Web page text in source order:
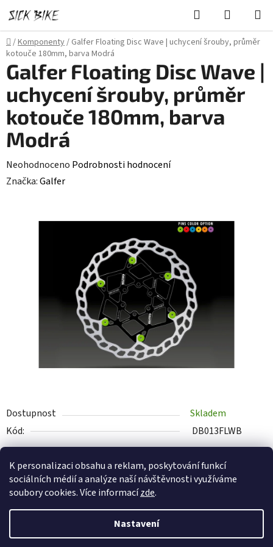
K personalizaci obsahu a reklam, poskytování funkcí
sociálních médií a analýze naší návštěvnosti využíváme
soubory cookies. Více informacízde.
Nastavení
na
obsah
Hledat
KOŠÍK
Domů
/Komponenty/ Galfer Floating Disc Wave | uchycení šrouby, průměr
kotouče 180mm, barva Modrá
Dostupnost
Skladem
Kód:
DB013FLWB
1 790 Kč
Měrná cena:
DO KOŠÍKU
Sdílet
Galfer Floating Disc Wave |
uchycení šrouby, průměr
kotouče 180mm, barva
Modrá
Průměrné
hodnocení
Neohodnoceno Podrobnosti hodnocení
Značka:Galfer